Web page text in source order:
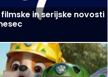
in serijske novosti